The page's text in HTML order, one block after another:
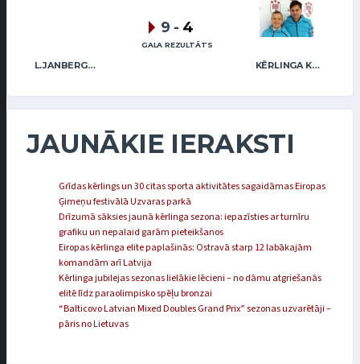
L.JANBERGA / A.JANBERGS (LAT) KĒRLINGA KLUBS “RĪGA” / I.LINDE A.VEIDEMANIS
9 - 4
GALA REZULTĀTS
JAUNĀKIE IERAKSTI
Grīdas kērlings un 30 citas sporta aktivitātes sagaidāmas Eiropas
Ģimeņu festivālā Uzvaras parkā
Drīzumā sāksies jaunā kērlinga sezona: iepazīsties ar turnīru
grafiku un nepalaid garām pieteikšanos
Eiropas kērlinga elite paplašinās: Ostravā starp 12 labākajām
komandām arī Latvija
Kērlinga jubilejas sezonas lielākie lēcieni – no dāmu atgriešanās
elitē līdz paraolimpisko spēļu bronzai
“Balticovo Latvian Mixed Doubles Grand Prix” sezonas uzvarētāji –
pāris no Lietuvas